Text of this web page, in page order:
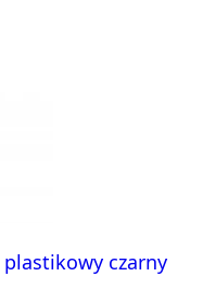
plastikowy czarny